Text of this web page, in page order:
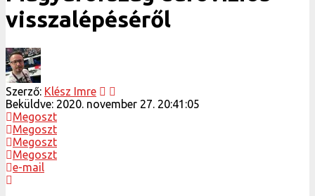
visszalépéséről
Szerző: Klész Imre
Beküldve: 2020. november 27. 20:41:05
Megoszt
Megoszt
Megoszt
Megoszt
e-mail